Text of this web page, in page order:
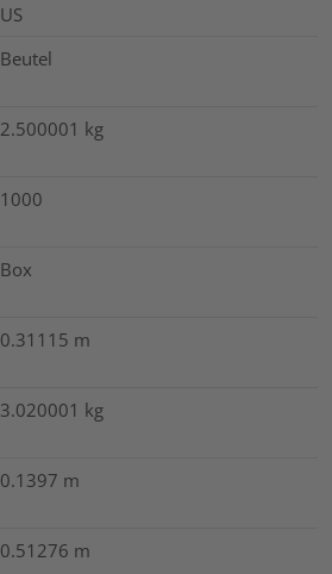
US
Beutel
2.500001 kg
1000
Box
0.31115 m
3.020001 kg
0.1397 m
0.51276 m